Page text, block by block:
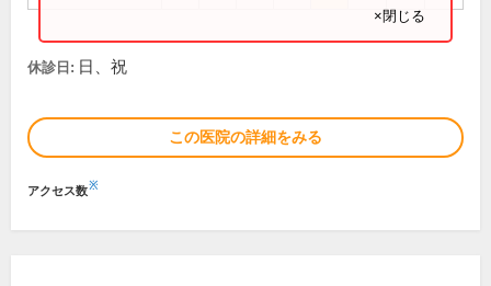
×閉じる
休診日: 日、祝
この医院の詳細をみる
アクセス数※